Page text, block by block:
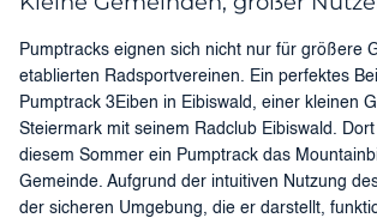
Pumptracks eignen sich nicht nur für größere
etablierten Radsportvereinen. Ein perfektes
Pumptrack 3Eiben in Eibiswald, einer kleinen
Steiermark mit seinem Radclub Eibiswald.
diesem Sommer ein Pumptrack das
Gemeinde. Aufgrund der intuitiven Nutzung
der sicheren Umgebung, die er darstellt,